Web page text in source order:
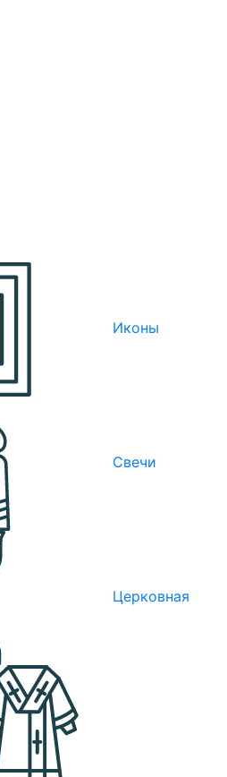
Иконы
Свечи
Церковная